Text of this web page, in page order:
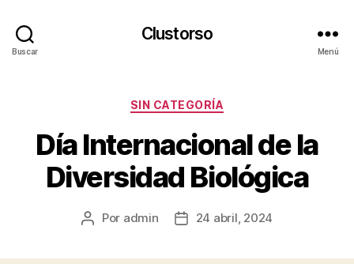
Buscar
Clustorso
Menú
Categorías
SIN CATEGORÍA
Día Internacional de la
Diversidad Biológica
Autor
Por admin
Fecha24 abril, 2024